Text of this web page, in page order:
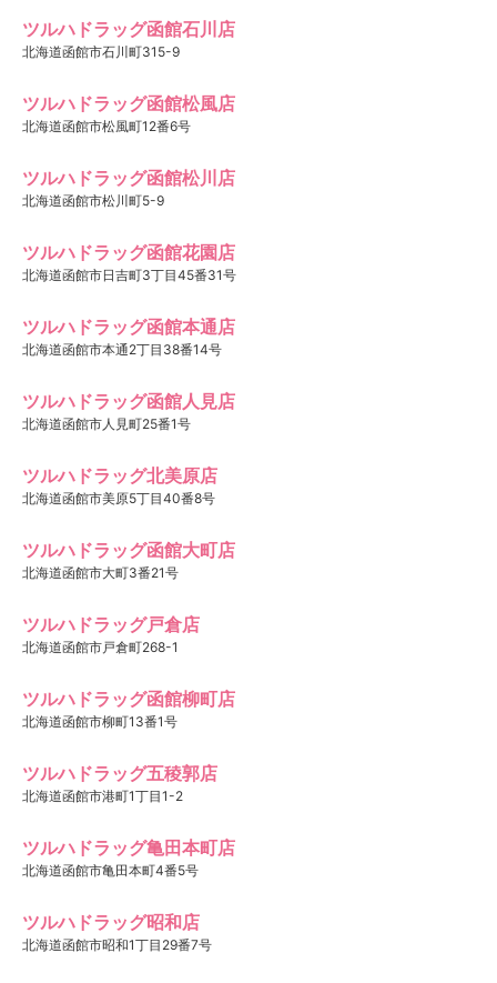
ツルハドラッグ函館石川店
北海道函館市石川町315-9
ツルハドラッグ函館松風店
北海道函館市松風町12番6号
ツルハドラッグ函館松川店
北海道函館市松川町5-9
ツルハドラッグ函館花園店
北海道函館市日吉町3丁目45番31号
ツルハドラッグ函館本通店
北海道函館市本通2丁目38番14号
ツルハドラッグ函館人見店
北海道函館市人見町25番1号
ツルハドラッグ北美原店
北海道函館市美原5丁目40番8号
ツルハドラッグ函館大町店
北海道函館市大町3番21号
ツルハドラッグ戸倉店
北海道函館市戸倉町268-1
ツルハドラッグ函館柳町店
北海道函館市柳町13番1号
ツルハドラッグ五稜郭店
北海道函館市港町1丁目1-2
ツルハドラッグ亀田本町店
北海道函館市亀田本町4番5号
ツルハドラッグ昭和店
北海道函館市昭和1丁目29番7号